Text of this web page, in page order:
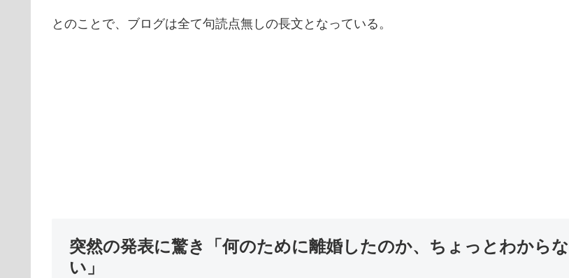
とのことで、ブログは全て句読点無しの長文となっている。
突然の発表に驚き「何のために離婚したのか、ちょっとわからな
い」